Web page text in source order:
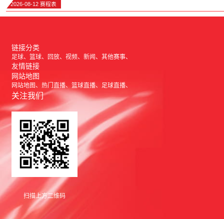
2026-08-12 赛程表
链接分类
足球 篮球 回放 视频 新闻 其他赛事
友情链接
网站地图
网站地图 热门直播 篮球直播 足球直播
关注我们
扫描上方二维码